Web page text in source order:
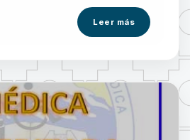
Leer más